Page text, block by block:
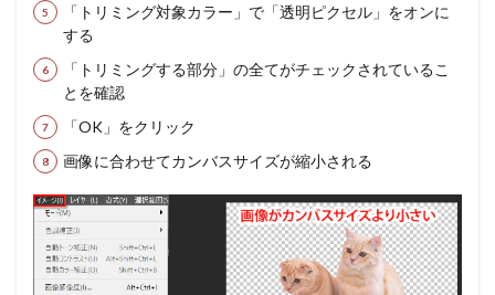
「トリミング対象カラー」で「透明ピクセル」をオンに
する
「トリミングする部分」の全てがチェックされているこ
とを確認
「OK」をクリック
画像に合わせてカンバスサイズが縮小される